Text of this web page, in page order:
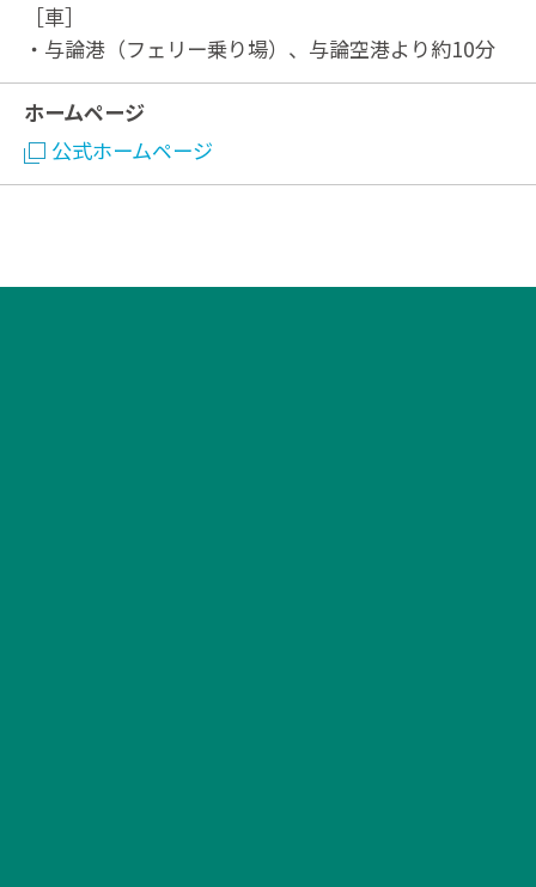
［車］
・与論港（フェリー乗り場）、与論空港より約10分
ホームページ
公式ホームページ